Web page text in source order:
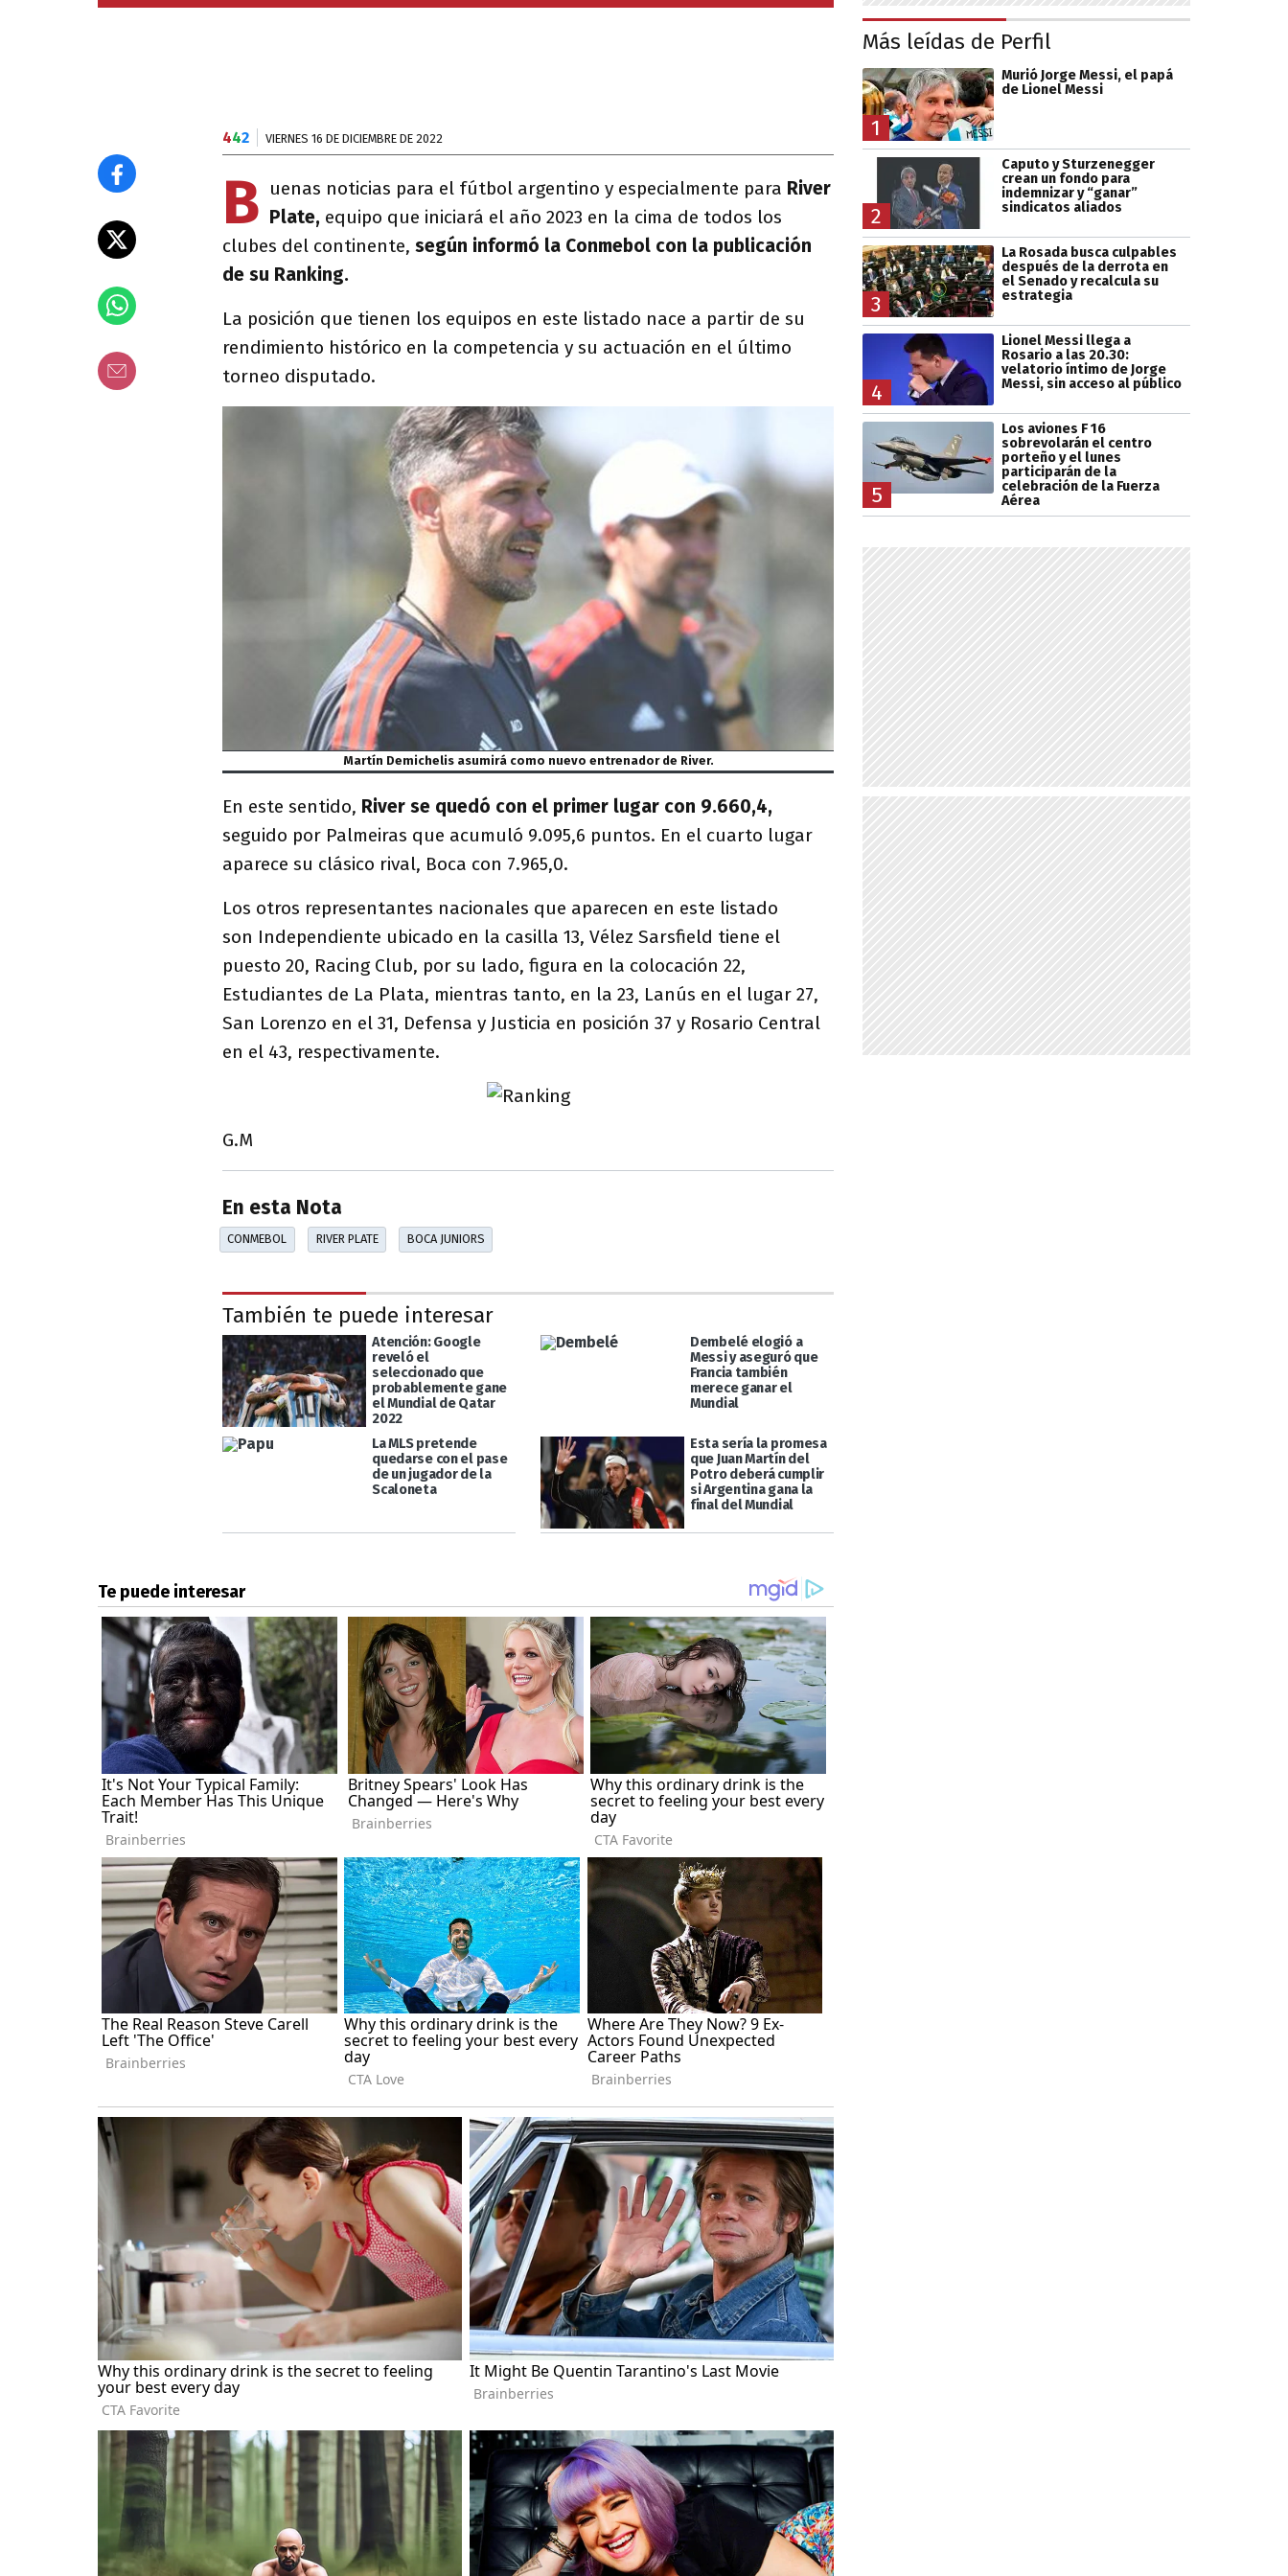
442 VIERNES 16 DE DICIEMBRE DE 2022
B uenas noticias para el fútbol argentino y especialmente para River
Plate, equipo que iniciará el año 2023 en la cima de todos los
clubes del continente, según informó la Conmebol con la publicación
de su Ranking.
La posición que tienen los equipos en este listado nace a partir de su
rendimiento histórico en la competencia y su actuación en el último
torneo disputado.
Martín Demichelis asumirá como nuevo entrenador de River.
En este sentido, River se quedó con el primer lugar con 9.660,4,
seguido por Palmeiras que acumuló 9.095,6 puntos. En el cuarto lugar
aparece su clásico rival, Boca con 7.965,0.
Los otros representantes nacionales que aparecen en este listado
son Independiente ubicado en la casilla 13, Vélez Sarsfield tiene el
puesto 20, Racing Club, por su lado, figura en la colocación 22,
Estudiantes de La Plata, mientras tanto, en la 23, Lanús en el lugar 27,
San Lorenzo en el 31, Defensa y Justicia en posición 37 y Rosario Central
en el 43, respectivamente.
G.M
En esta Nota
CONMEBOL RIVER PLATE BOCA JUNIORS
También te puede interesar
Atención: Google
reveló el
seleccionado que
probablemente gane
el Mundial de Qatar
2022
Dembelé elogió a
Messi y aseguró que
Francia también
merece ganar el
Mundial
La MLS pretende
quedarse con el pase
de un jugador de la
Scaloneta
Esta sería la promesa
que Juan Martín del
Potro deberá cumplir
si Argentina gana la
final del Mundial
Más leídas de Perfil
1
Murió Jorge Messi, el papá
de Lionel Messi
2
Caputo y Sturzenegger
crean un fondo para
indemnizar y “ganar”
sindicatos aliados
3
La Rosada busca culpables
después de la derrota en
el Senado y recalcula su
estrategia
4
Lionel Messi llega a
Rosario a las 20.30:
velatorio íntimo de Jorge
Messi, sin acceso al público
5
Los aviones F 16
sobrevolarán el centro
porteño y el lunes
participarán de la
celebración de la Fuerza
Aérea